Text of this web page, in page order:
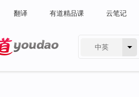
翻译 有道精品课 云笔记
中英